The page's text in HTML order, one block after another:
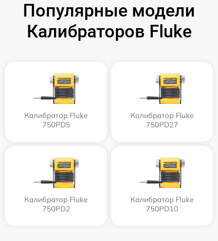
Популярные модели
Калибраторов Fluke
Калибратор Fluke
750PD5
Калибратор Fluke
750PD27
Калибратор Fluke
750PD2
Калибратор Fluke
750PD10